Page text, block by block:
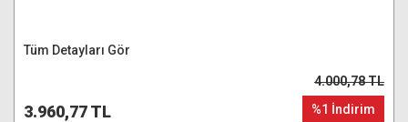
Tüm Detayları Gör
3.960,77 TL
4.000,78 TL
%1 İndirim